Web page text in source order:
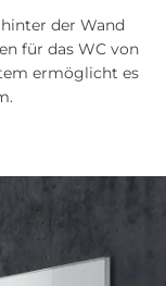
der Wand
für das WC von
ermöglicht es